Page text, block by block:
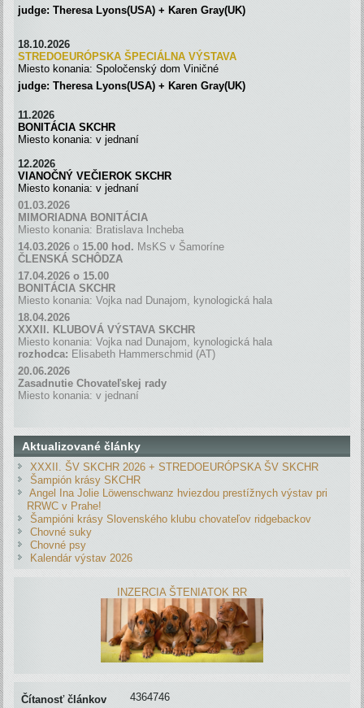
judge: Theresa Lyons(USA) + Karen Gray(UK)
18.10.2026
STREDOEURÓPSKA ŠPECIÁLNA VÝSTAVA
Miesto konania: Spoločenský dom Viničné
judge: Theresa Lyons(USA) + Karen Gray(UK)
11.2026
BONITÁCIA SKCHR
Miesto konania: v jednaní
12.2026
VIANOČNÝ VEČIEROK SKCHR
Miesto konania: v jednaní
01.03.2026
MIMORIADNA BONITÁCIA
Miesto konania: Bratislava Incheba
14.03.2026 o 15.00 hod. MsKS v Šamoríne
ČLENSKÁ SCHÔDZA
17.04.2026 o 15.00
BONITÁCIA SKCHR
Miesto konania: Vojka nad Dunajom, kynologická hala
18.04.2026
XXXII. KLUBOVÁ VÝSTAVA SKCHR
Miesto konania: Vojka nad Dunajom, kynologická hala
rozhodca: Elisabeth Hammerschmid (AT)
20.06.2026
Zasadnutie Chovateľskej rady
Miesto konania: v jednaní
Aktualizované články
XXXII. ŠV SKCHR 2026 + STREDOEURÓPSKA ŠV SKCHR
Šampión krásy SKCHR
Angel Ina Jolie Löwenschwanz hviezdou prestížnych výstav pri
RRWC v Prahe!
Šampióni krásy Slovenského klubu chovateľov ridgebackov
Chovné suky
Chovné psy
Kalendár výstav 2026
INZERCIA ŠTENIATOK RR
Čítanosť článkov 4364746